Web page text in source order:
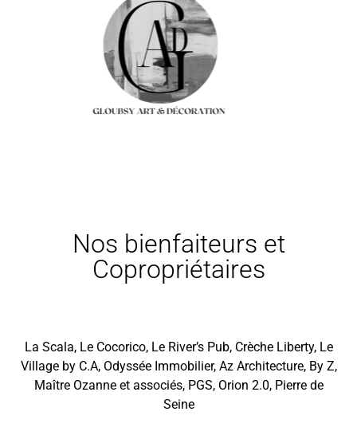
Nos bienfaiteurs et
Copropriétaires
La Scala, Le Cocorico, Le River’s Pub, Crèche Liberty, Le
Village by C.A, Odyssée Immobilier, Az Architecture, By Z,
Maître Ozanne et associés, PGS, Orion 2.0, Pierre de
Seine